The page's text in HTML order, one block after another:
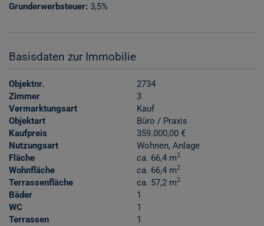
Grunderwerbsteuer: 3,5%
Basisdaten zur Immobilie
Objektnr.
2734
Zimmer
3
Vermarktungsart
Kauf
Objektart
Büro / Praxis
Kaufpreis
359.000,00 €
Nutzungsart
Wohnen Anlage
Fläche
ca. 66,4 m2
Wohnfläche ca. 66,4 m2
Terrassenfläche ca. 57,2 m2
Bäder
1
WC
1
Terrassen
1